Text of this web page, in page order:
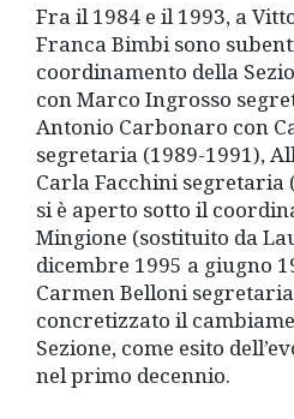
Fra il 1984 e il 1993, a
Franca Bimbi sono
coordinamento della
con Marco Ingrosso
Antonio Carbonaro con
segretaria (1989-1991),
Carla Facchini segretaria
si è aperto sotto il
Mingione (sostituito da
dicembre 1995 a giugno
Carmen Belloni
concretizzato il
Sezione, come esito
nel primo decennio.